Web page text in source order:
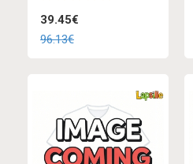
39.45€
96.13€